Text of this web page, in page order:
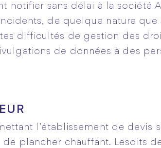
notifier sans délai à la société
de quelque nature que
difficultés de gestion des
de données à des
l’établissement de devis
plancher chauffant. Lesdits